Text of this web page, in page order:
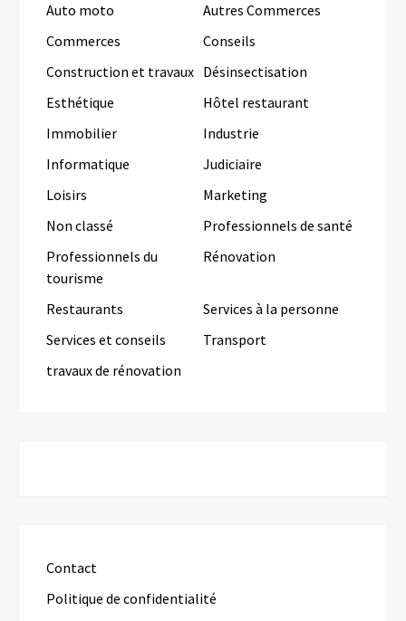
Auto moto
Autres Commerces
Commerces
Conseils
Construction et travaux Désinsectisation
Esthétique
Hôtel restaurant
Immobilier
Industrie
Informatique
Judiciaire
Loisirs
Marketing
Non classé
Professionnels de santé
Professionnels du
tourisme
Rénovation
Restaurants
Services à la personne
Services et conseils
Transport
travaux de rénovation
Contact
Politique de confidentialité